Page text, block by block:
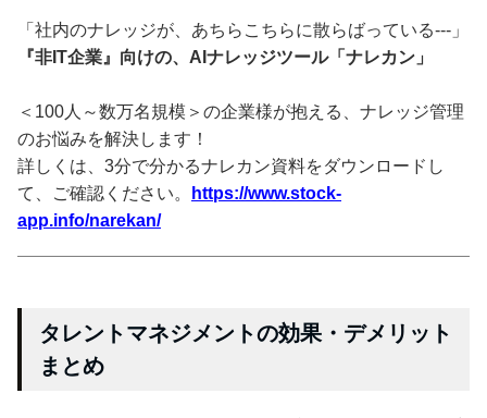
「社内のナレッジが、あちらこちらに散らばっている---」
『非IT企業』向けの、AIナレッジツール「ナレカン」
＜100人～数万名規模＞の企業様が抱える、ナレッジ管理
のお悩みを解決します！
詳しくは、3分で分かるナレカン資料をダウンロードし
て、ご確認ください。
https://www.stock-
app.info/narekan/
タレントマネジメントの効果・デメリット
まとめ